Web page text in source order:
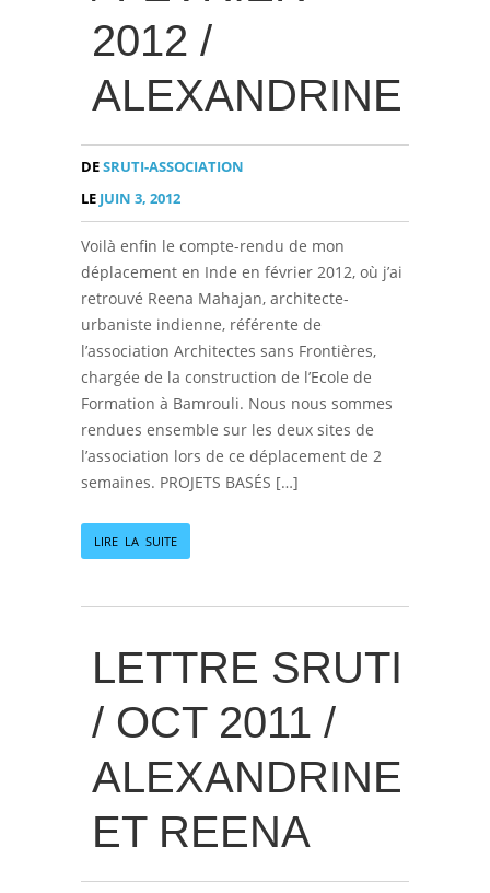
2012 /
ALEXANDRINE
DESRUTI-ASSOCIATION
LE JUIN 3, 2012
Voilà enfin le compte-rendu de mon
déplacement en Inde en février 2012, où j’ai
retrouvé Reena Mahajan, architecte-
urbaniste indienne, référente de
l’association Architectes sans Frontières,
chargée de la construction de l’Ecole de
Formation à Bamrouli. Nous nous sommes
rendues ensemble sur les deux sites de
l’association lors de ce déplacement de 2
semaines. PROJETS BASÉS […]
LIRE LA SUITE
LETTRE SRUTI
/ OCT 2011 /
ALEXANDRINE
ET REENA